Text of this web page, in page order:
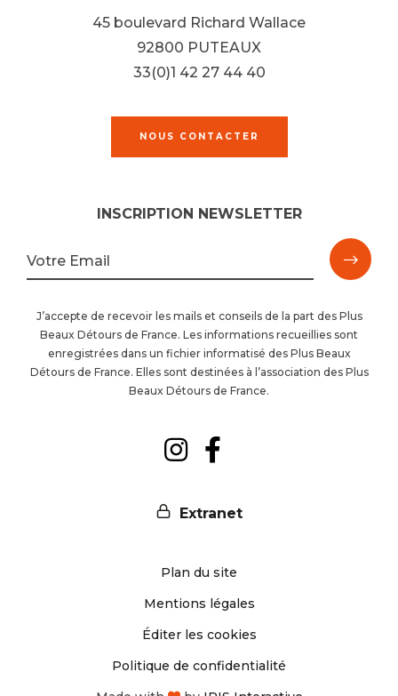
45 boulevard Richard Wallace
92800 PUTEAUX
33(0)1 42 27 44 40
NOUS CONTACTER
INSCRIPTION NEWSLETTER
Votre Email
la
J’accepte de recevoir les mails et conseils de la part des Plus
Beaux Détours de France. Les informations recueillies sont
enregistrées dans un fichier informatisé des Plus Beaux
Détours de France. Elles sont destinées à l’association des Plus
Beaux Détours de France.
Suivez-
Instagram
Suivez-
Facebook
Extranet
Plan du site
Mentions légales
Éditer les cookies
Politique de confidentialité